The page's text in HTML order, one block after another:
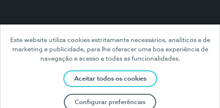
Este website utiliza cookies estritamente necessários, analíticos e de
marketing e publicidade, para lhe oferecer uma boa experiência de
navegação e acesso a todas as funcionalidades.
Aceitar todos os cookies
Configurar preferências